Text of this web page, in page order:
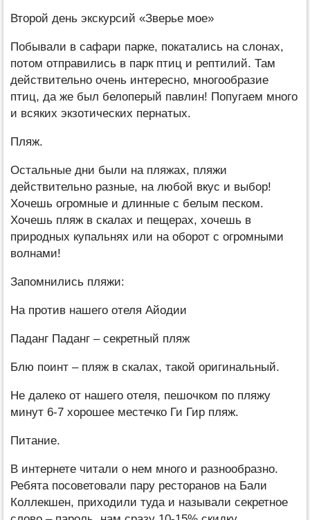
Второй день экскурсий «Зверье мое»
Побывали в сафари парке, покатались на слонах,
потом отправились в парк птиц и рептилий. Там
действительно очень интересно, многообразие
птиц, да же был белоперый павлин! Попугаем много
и всяких экзотических пернатых.
Пляж.
Остальные дни были на пляжах, пляжи
действительно разные, на любой вкус и выбор!
Хочешь огромные и длинные с белым песком.
Хочешь пляж в скалах и пещерах, хочешь в
природных купальнях или на оборот с огромными
волнами!
Запомнились пляжи:
На против нашего отеля Айодии
Паданг Паданг – секретный пляж
Блю поинт – пляж в скалах, такой оригинальный.
Не далеко от нашего отеля, пешочком по пляжу
минут 6-7 хорошее местечко Ги Гир пляж.
Питание.
В интернете читали о нем много и разнообразно.
Ребята посоветовали пару ресторанов на Бали
Коллекшен, приходили туда и называли секретное